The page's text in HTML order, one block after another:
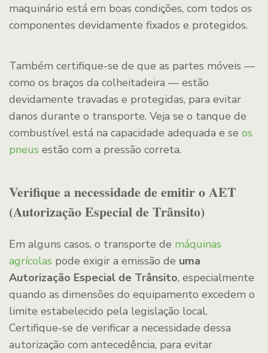
maquinário está em boas condições, com todos os
componentes devidamente fixados e protegidos.
Também certifique-se de que as partes móveis —
como os braços da colheitadeira — estão
devidamente travadas e protegidas, para evitar
danos durante o transporte. Veja se o tanque de
combustível está na capacidade adequada e se os
pneus estão com a pressão correta.
Verifique a necessidade de emitir o AET
(Autorização Especial de Trânsito)
Em alguns casos, o transporte de máquinas
agrícolas pode exigir a emissão de uma
Autorização Especial de Trânsito, especialmente
quando as dimensões do equipamento excedem o
limite estabelecido pela legislação local.
Certifique-se de verificar a necessidade dessa
autorização com antecedência, para evitar